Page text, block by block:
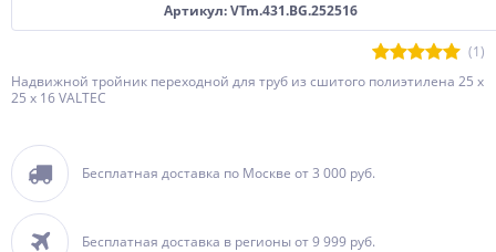
Артикул: VTm.431.BG.252516
(1)
Надвижной тройник переходной для труб из сшитого полиэтилена 25 x
25 x 16 VALTEC
Бесплатная доставка по Москве от 3 000 руб.
Бесплатная доставка в регионы от 9 999 руб.